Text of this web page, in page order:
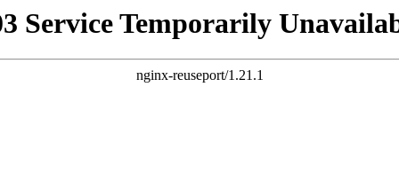
Service Temporarily
nginx-reuseport/1.21.1